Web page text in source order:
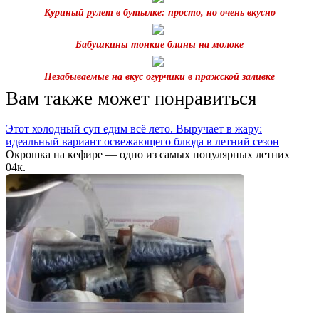
Куриный рулет в бутылке: просто, но очень вкусно
Бабушкины тонкие блины на молоке
Незабываемые на вкус огурчики в пражской заливке
Вам также может понравиться
Этот холодный суп едим всё лето. Выручает в жару:
идеальный вариант освежающего блюда в летний сезон
Окрошка на кефире — одно из самых популярных летних
04к.